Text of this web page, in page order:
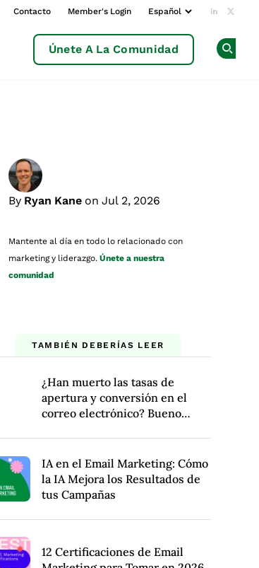
Contacto Member's Login Add us
Únete A La Comunidad
By Ryan Kane on Jul 2, 2026
Mantente al día en todo lo relacionado con
marketing y liderazgo. Únete a nuestra
comunidad
TAMBIÉN DEBERÍAS LEER
¿Han muerto las tasas de
apertura y conversión en el
correo electrónico? Bueno…
IA en el Email Marketing: Cómo
la IA Mejora los Resultados de
tus Campañas
12 Certificaciones de Email